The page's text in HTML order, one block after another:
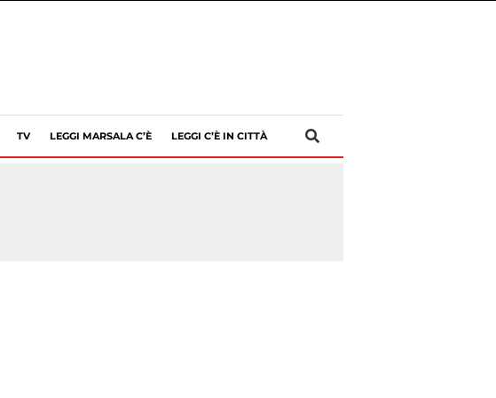
TV LEGGI MARSALA C’È LEGGI C’È IN CITTÀ